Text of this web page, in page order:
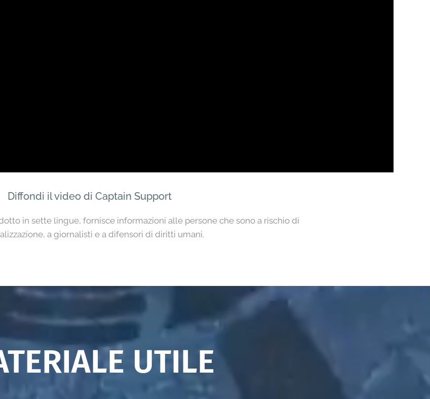
Diffondi il video di Captain Support
in sette lingue, fornisce informazioni alle persone che sono a rischio di
a giornalisti e a difensori di diritti umani.
UTILE